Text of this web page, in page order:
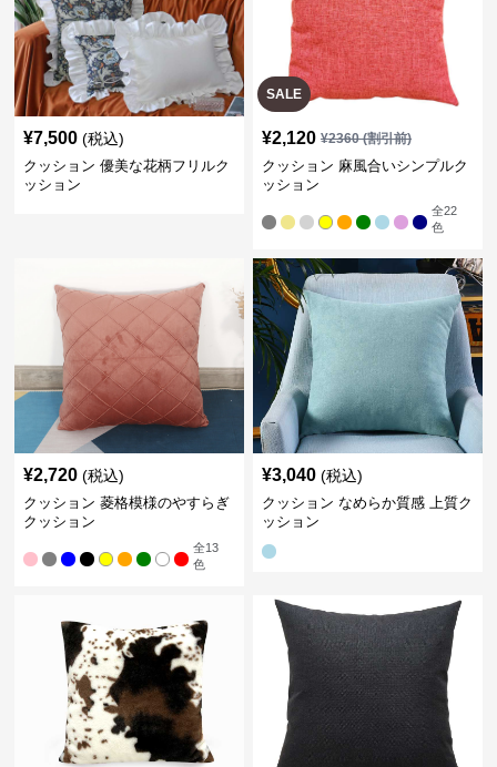
¥7,500 (税込)
クッション 優美な花柄フリルク
ッション
SALE
¥2,120 ¥2360(割引前)
クッション 麻風合いシンプルク
ッション
全22
色
¥2,720 (税込)
クッション 菱格模様のやすらぎ
クッション
全13
色
¥3,040 (税込)
クッション なめらか質感 上質ク
ッション